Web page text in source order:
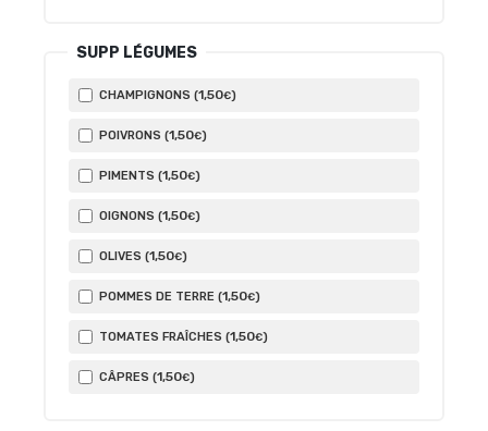
SUPP LÉGUMES
CHAMPIGNONS (1,50€)
POIVRONS (1,50€)
PIMENTS (1,50€)
OIGNONS (1,50€)
OLIVES (1,50€)
POMMES DE TERRE (1,50€)
TOMATES FRAÎCHES (1,50€)
CÂPRES (1,50€)